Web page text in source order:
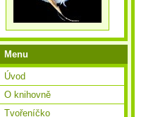
Menu
Úvod
O knihovně
Tvořeníčko